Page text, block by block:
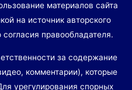
материалов сайта
на источник авторского
правообладателя.
за содержание
комментарии), которые
урегулирования спорных